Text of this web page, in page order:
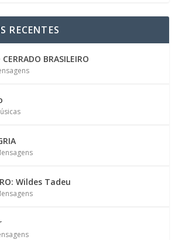
RECENTES
BRASILEIRO
Wildes Tadeu